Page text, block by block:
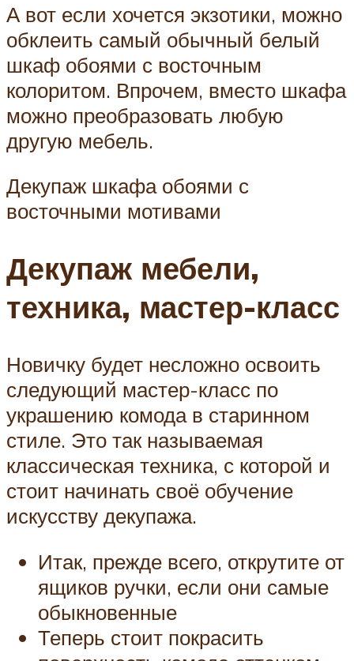
А вот если хочется экзотики, можно
обклеить самый обычный белый
шкаф обоями с восточным
колоритом. Впрочем, вместо шкафа
можно преобразовать любую
другую мебель.
Декупаж шкафа обоями с
восточными мотивами
Декупаж мебели,
техника, мастер-класс
Новичку будет несложно освоить
следующий мастер-класс по
украшению комода в старинном
стиле. Это так называемая
классическая техника, с которой и
стоит начинать своё обучение
искусству декупажа.
Итак, прежде всего, открутите от
ящиков ручки, если они самые
обыкновенные
Теперь стоит покрасить